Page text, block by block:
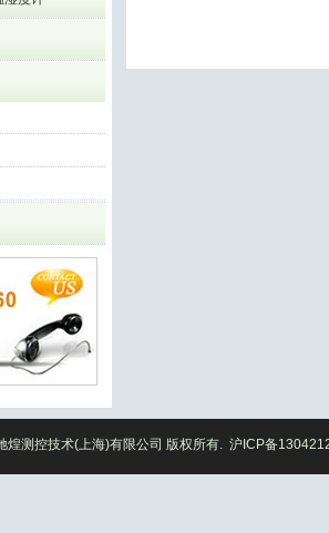
测控技术(上海)有限公司 版权所有. 沪ICP备